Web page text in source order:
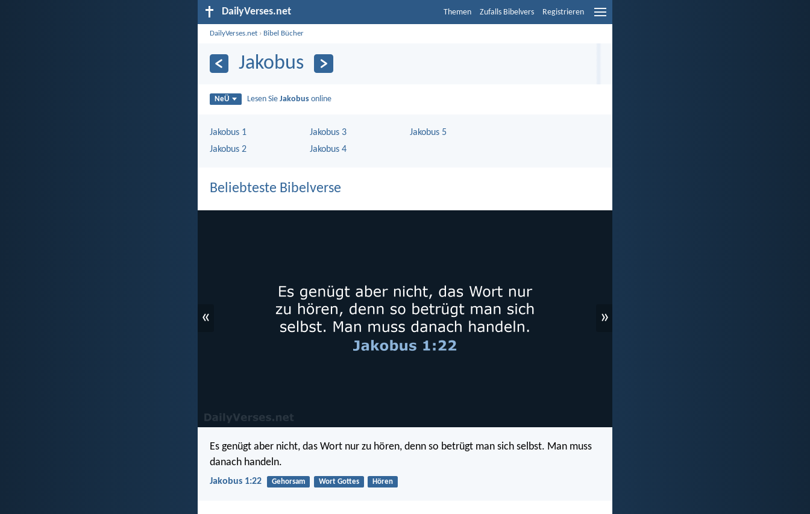
DailyVerses.net Themen Zufalls Bibelvers Registrieren
DailyVerses.net › Bibel Bücher
Jakobus
NeÜ Lesen SieJakobus online
Jakobus 1
Jakobus 2
Jakobus 3
Jakobus 4
Jakobus 5
Beliebteste Bibelverse
« »
Es genügt aber nicht, das Wort nur zu hören, denn so betrügt man sich selbst. Man muss
danach handeln.
Jakobus 1:22 Gehorsam Wort Gottes Hören